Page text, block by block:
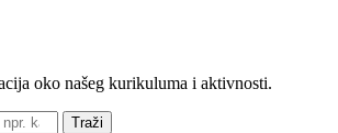
oko našeg kurikuluma i aktivnosti.
Traži